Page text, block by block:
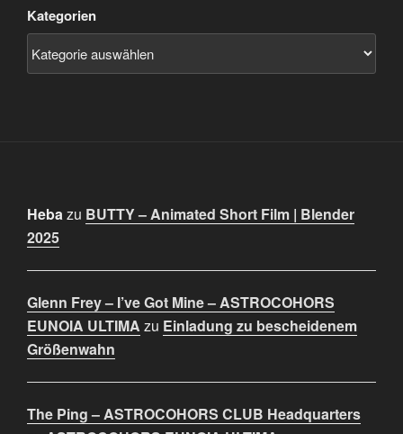
Kategorien
Hebazu BUTTY – Animated Short Film | Blender
2025
Glenn Frey – I’ve Got Mine – ASTROCOHORS
EUNOIA ULTIMA zu Einladung zu bescheidenem
Größenwahn
The Ping – ASTROCOHORS CLUB Headquarters